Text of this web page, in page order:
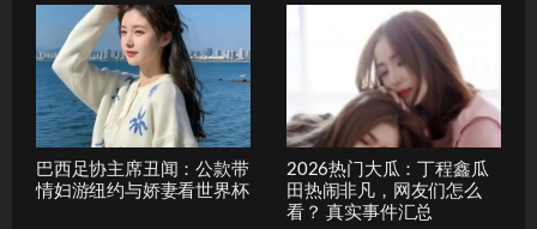
巴西足协主席丑闻：公款带
情妇游纽约与娇妻看世界杯
2026热门大瓜：丁程鑫瓜
田热闹非凡，网友们怎么
看？ 真实事件汇总